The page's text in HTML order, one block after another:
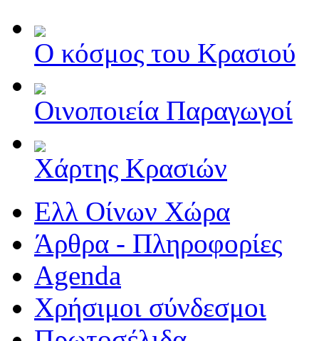
Ο κόσμος του Κρασιού
Οινοποιεία Παραγωγοί
Χάρτης Κρασιών
Ελλ Οίνων Χώρα
Άρθρα - Πληροφορίες
Agenda
Χρήσιμοι σύνδεσμοι